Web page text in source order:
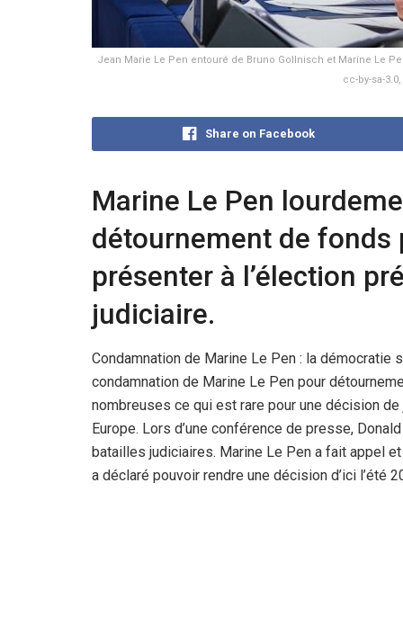
Jean Marie Le Pen entouré de Bruno Gollnisch et Marine Le
cc-by-sa-
Share on Facebook
Marine Le Pen
détournement de fonds
présenter à l’élection
judiciaire.
Condamnation de Marine Le Pen : la démocratie
condamnation de Marine Le Pen pour
nombreuses ce qui est rare pour une décision
Europe. Lors d’une conférence de presse, Donald
batailles judiciaires. Marine Le Pen a fait appel
a déclaré pouvoir rendre une décision d’ici l’été